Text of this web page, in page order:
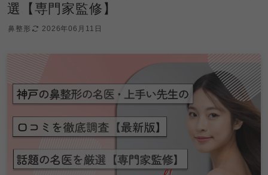
選【専門家監修】
鼻整形 2026年06月11日